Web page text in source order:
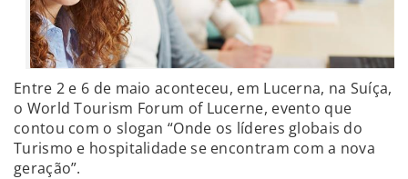
Entre 2 e 6 de maio aconteceu, em Lucerna, na Suíça,
o World Tourism Forum of Lucerne, evento que
contou com o slogan “Onde os líderes globais do
Turismo e hospitalidade se encontram com a nova
geração”.